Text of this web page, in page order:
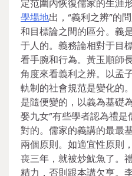
定范圍內恢復儒家的生涯
學場地出，“義利之辨”的
和目標論之間的區分。義
于人的。義務論相對于目
看手腕和行為。黃玉順師
角度來看義利之辨。以孟
軌制的社會規范是變化的
是隨便變的，以義為基礎
娶九女”有些學者認為禮
對的。儒家的義講的最最
兩個原則。如適宜性原則
喪三年，就被炒魷魚了。
精力，否則跟本講欠亨。